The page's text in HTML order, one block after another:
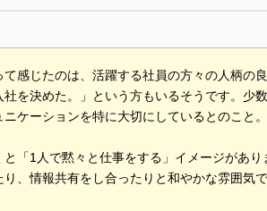
感じたのは、活躍する社員の方々の人柄の
を決めた。」という方もいるそうです。少
ケーションを特に大切にしているとのこと。
「1人で黙々と仕事をする」イメージがあ
、情報共有をし合ったりと和やかな雰囲気